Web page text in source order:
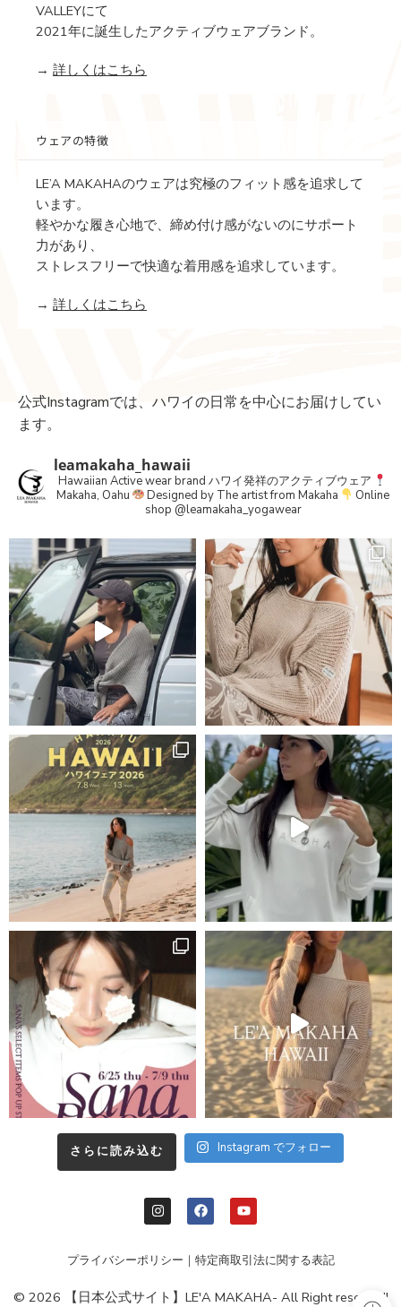
VALLEYにて
2021年に誕生したアクティブウェアブランド。
→ 詳しくはこちら
ウェアの特徴
LE’A MAKAHAのウェアは究極のフィット感を追求して
います。
軽やかな履き心地で、締め付け感がないのにサポート
力があり、
ストレスフリーで快適な着用感を追求しています。
→ 詳しくはこちら
公式Instagramでは、ハワイの日常を中心にお届けしてい
ます。
leamakaha_hawaii
Hawaiian Active wear brand ハワイ発祥のアクティブウェア
Makaha, Oahu
Designed by The artist from Makaha
Online
shop @leamakaha_yogawear
さらに読み込む Instagram でフォロー
プライバシーポリシー ｜ 特定商取引法に関する表記
© 2026 【日本公式サイト】LE'A MAKAHA- All Right reserved!